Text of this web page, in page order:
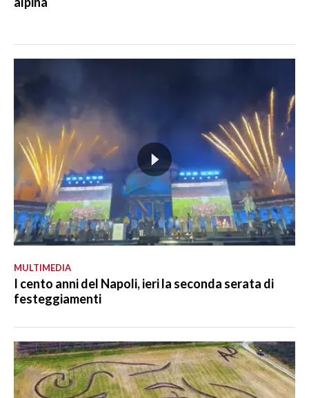
MULTIMEDIA
I cento anni del Napoli, ieri la seconda serata di
festeggiamenti